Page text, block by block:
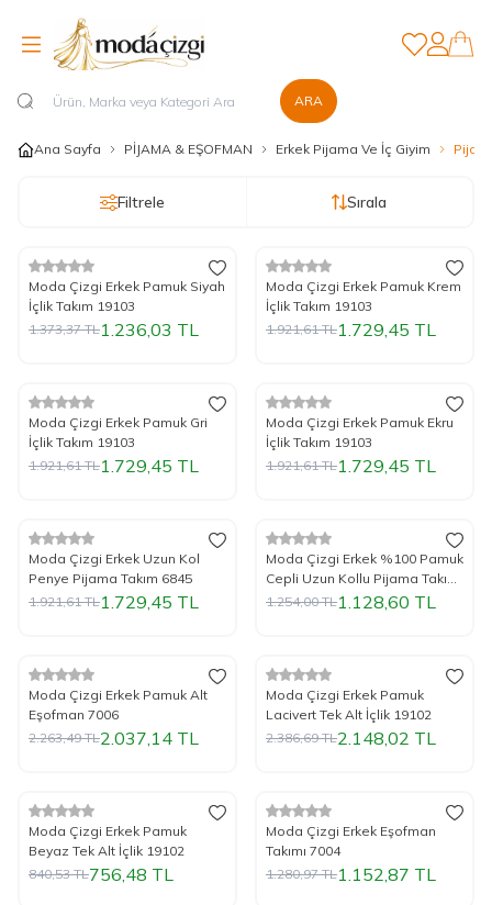
ARA
Hesabım
Favorilerim
Ana Sayfa PİJAMA & EŞOFMAN Erkek Pijama Ve İç Giyim
Filtrele Sırala
%10İndirim
Yeni
Moda Çizgi Erkek Pamuk Siyah
İçlik Takım 19103
1.373,37TL1.236,03 TL
%10İndirim
Yeni
Moda Çizgi Erkek Pamuk Krem
İçlik Takım 19103
1.921,61TL1.729,45 TL
%10İndirim
Yeni
Moda Çizgi Erkek Pamuk Gri
İçlik Takım 19103
1.921,61TL1.729,45 TL
%10İndirim
Yeni
Moda Çizgi Erkek Pamuk Ekru
İçlik Takım 19103
1.921,61TL1.729,45 TL
%10İndirim
Yeni
Moda Çizgi Erkek Uzun Kol
Penye Pijama Takım 6845
1.921,61TL1.729,45 TL
%10İndirim
Yeni
Moda Çizgi Erkek %100 Pamuk
Cepli Uzun Kollu Pijama Takımı
6774
1.254,00TL1.128,60 TL
%10İndirim
Yeni
Moda Çizgi Erkek Pamuk Alt
Eşofman 7006
2.263,49TL2.037,14 TL
%10İndirim
Yeni
Moda Çizgi Erkek Pamuk
Lacivert Tek Alt İçlik 19102
2.386,69TL2.148,02 TL
%10İndirim
Yeni
Moda Çizgi Erkek Pamuk
Beyaz Tek Alt İçlik 19102
840,53TL756,48 TL
%10İndirim
Yeni
Moda Çizgi Erkek Eşofman
Takımı 7004
1.280,97TL1.152,87 TL